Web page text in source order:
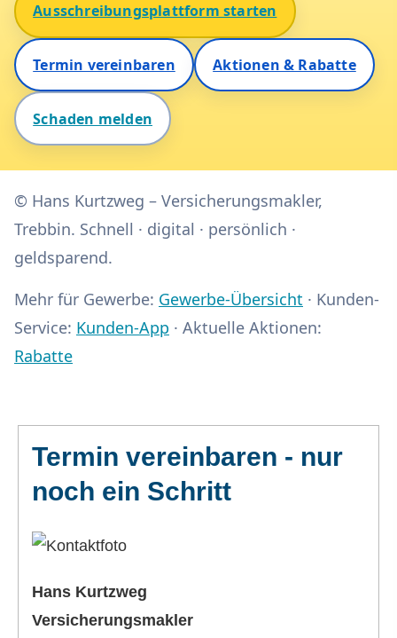
Ausschreibungsplattform starten
Termin ver­ein­baren Aktionen & Rabatte
Schaden melden
© Hans Kurtzweg – Ver­sicherungs­makler,
Trebbin. Schnell · digital · persönlich ·
geldsparend.
Mehr für Gewerbe: Gewerbe-Übersicht · Kunden-
Service: Kunden-App · Aktuelle Aktionen:
Rabatte
Termin ver­ein­baren - nur
noch ein Schritt
Hans Kurtzweg
Ver­sicherungs­makler